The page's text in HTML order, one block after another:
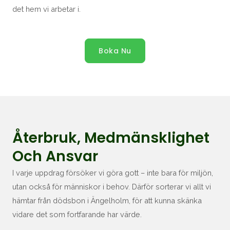
det hem vi arbetar i.
Boka Nu
Återbruk, Medmänsklighet
Och Ansvar
I varje uppdrag försöker vi göra gott – inte bara för miljön,
utan också för människor i behov. Därför sorterar vi allt vi
hämtar från dödsbon i Ängelholm, för att kunna skänka
vidare det som fortfarande har värde.